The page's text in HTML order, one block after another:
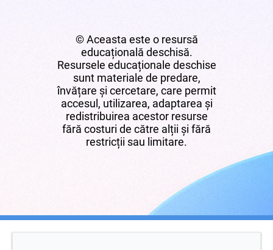
© Aceasta este o resursă
educațională deschisă.
Resursele educaționale deschise
sunt materiale de predare,
învățare și cercetare, care permit
accesul, utilizarea, adaptarea și
redistribuirea acestor resurse
fără costuri de către alții și fără
restricții sau limitare.